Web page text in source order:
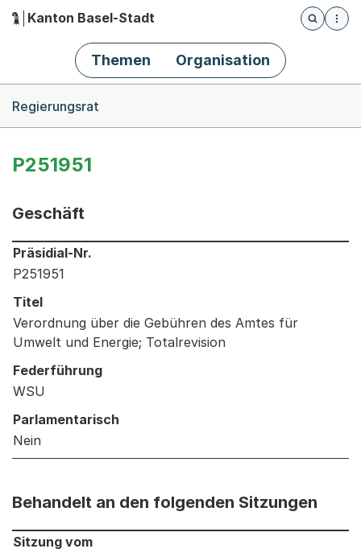
Hauptnavigation
Kanton Basel-Stadt
Öffnet
Themen Organisation
Regierungsrat
P251951
Geschäft
Informationen zum Ausgewählten Geschäft
Präsidial-Nr.
P251951
Titel
Verordnung über die Gebühren des Amtes für
Umwelt und Energie; Totalrevision
Federführung
WSU
Parlamentarisch
Nein
Behandelt an den folgenden Sitzungen
Behandelt an den folgenden Sitzungen: Informationen
Sitzung vom